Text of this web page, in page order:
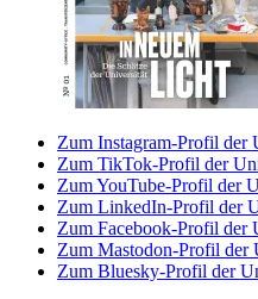
Zum Instagram-Profil der
Zum TikTok-Profil der
Zum YouTube-Profil der
Zum LinkedIn-Profil der
Zum Facebook-Profil der
Zum Mastodon-Profil der
Zum Bluesky-Profil der